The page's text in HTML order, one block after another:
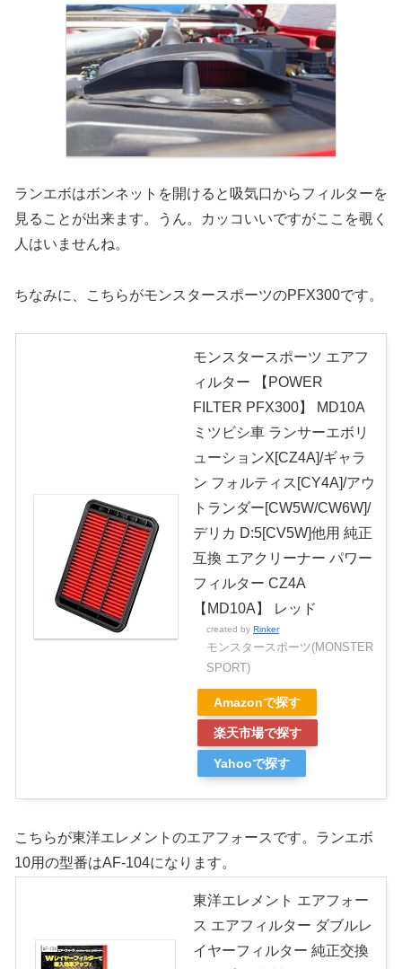
ランエボはボンネットを開けると吸気口からフィルターを
見ることが出来ます。うん。カッコいいですがここを覗く
人はいませんね。
ちなみに、こちらがモンスタースポーツのPFX300です。
モンスタースポーツ エアフ
ィルター 【POWER
FILTER PFX300】 MD10A
ミツビシ車 ランサーエボリ
ューションX[CZ4A]/ギャラ
ン フォルティス[CY4A]/アウ
トランダー[CW5W/CW6W]/
デリカ D:5[CV5W]他用 純正
互換 エアクリーナー パワー
フィルター CZ4A
【MD10A】 レッド
created by Rinker
モンスタースポーツ(MONSTER
SPORT)
Amazonで探す
楽天市場で探す
Yahooで探す
こちらが東洋エレメントのエアフォースです。ランエボ
10用の型番はAF-104になります。
東洋エレメント エアフォー
ス エアフィルター ダブルレ
イヤーフィルター 純正交換